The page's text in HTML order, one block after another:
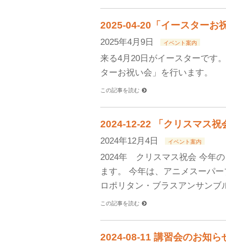
2025-04-20「イースターお
2025年4月9日 イベント案内
来る4月20日がイースターです
ターお祝い会」を行います。
この記事を読む
2024-12-22 「クリスマス祝
2024年12月4日 イベント案内
2024年 クリスマス祝会 今年の
ます。 今年は、アニメスーパ
ロポリタン・ブラスアンサン
この記事を読む
2024-08-11 講習会のお知ら